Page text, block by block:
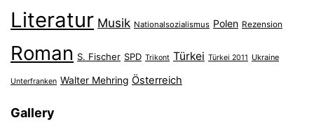
Literatur Musik Nationalsozialismus Polen Rezension
Roman S. Fischer SPD Trikont Türkei Türkei 2011 Ukraine
Unterfranken Walter Mehring Österreich
Gallery